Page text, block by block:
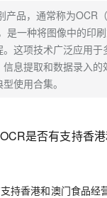
产品，通常称为OCR
是一种将图像中的印
这项技术广泛应用于
信息提取和数据录入
使用合集。
是否有支持香
持香港和澳门食品经